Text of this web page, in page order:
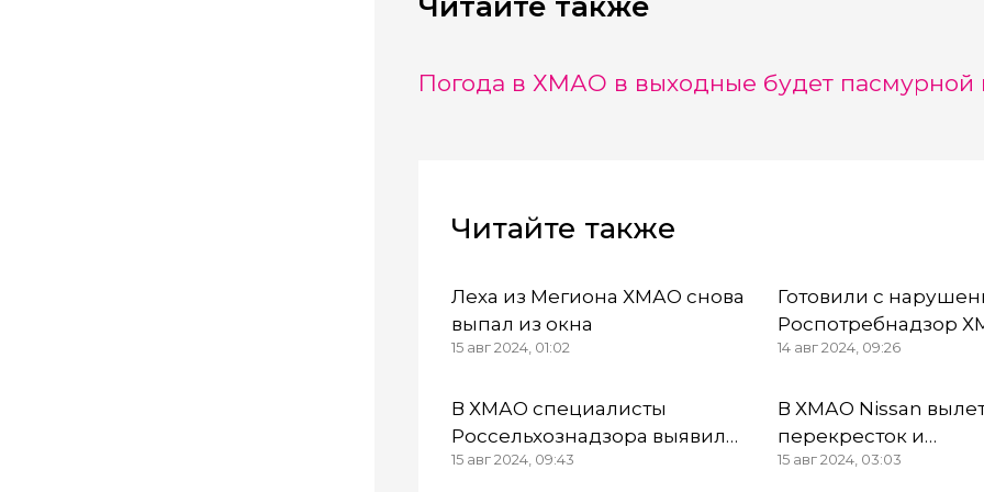
Погода в ХМАО в выходные будет пасмурной
Читайте также
Леха из Мегиона ХМАО снова
выпал из окна
15 авг 2024, 01:02
Готовили с
Роспотребнадзор
определил источник
14 авг 2024, 09:26
В ХМАО специалисты
Россельхознадзора выявили
нарушения на
15 авг 2024, 09:43
В ХМАО Nissan
перекресток и
спровоцировал
15 авг 2024, 03:03